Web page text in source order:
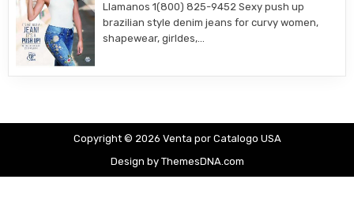
Llamanos 1(800) 825-9452 Sexy push up
brazilian style denim jeans for curvy women,
shapewear, girldes,…
Copyright © 2026 Venta por Catalogo USA
Design by ThemesDNA.com